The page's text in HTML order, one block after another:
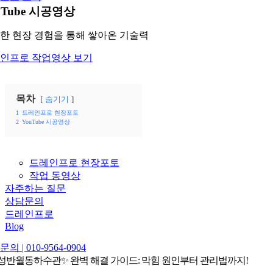
시공영상
현장 경험을 통해 쌓아온 기술력
프로 작업영상 보기
목차 숨기기
1
드레인프로 현장포토
2 YouTube 시공영상
드레인프로 현장포토
작업 동영상
자주하는 질문
상담문의
드레인프로
Blog
의 | 010-9564-0904
반월동하수관✨ 완벽 해결 가이드: 막힘 원인부터 관리법까지!